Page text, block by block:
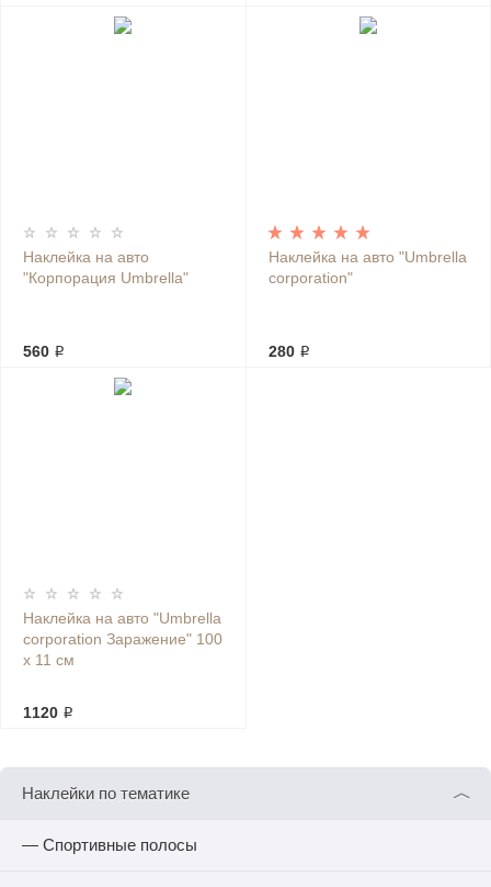
Наклейка на авто
"Корпорация Umbrella"
560 ₽
Наклейка на авто "Umbrella
corporation"
280 ₽
Наклейка на авто "Umbrella
corporation Заражение" 100
х 11 см
1120 ₽
Наклейки по тематике ︿
— Спортивные полосы